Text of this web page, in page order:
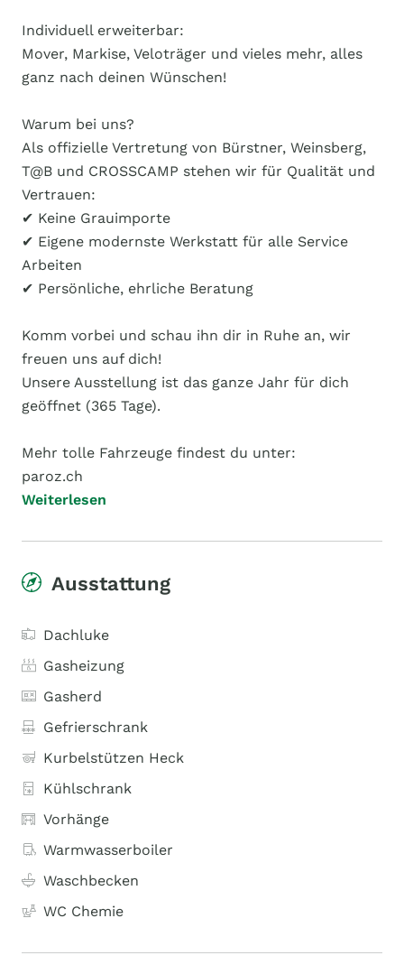
Individuell erweiterbar:
Mover, Markise, Veloträger und vieles mehr, alles
ganz nach deinen Wünschen!
Warum bei uns?
Als offizielle Vertretung von Bürstner, Weinsberg,
T@B und CROSSCAMP stehen wir für Qualität und
Vertrauen:
✔ Keine Grauimporte
✔ Eigene modernste Werkstatt für alle Service
Arbeiten
✔ Persönliche, ehrliche Beratung
Komm vorbei und schau ihn dir in Ruhe an, wir
freuen uns auf dich!
Unsere Ausstellung ist das ganze Jahr für dich
geöffnet (365 Tage).
Mehr tolle Fahrzeuge findest du unter:
paroz.ch
Weiterlesen
Ausstattung
Dachluke
Gasheizung
Gasherd
Gefrierschrank
Kurbelstützen Heck
Kühlschrank
Vorhänge
Warmwasserboiler
Waschbecken
WC Chemie